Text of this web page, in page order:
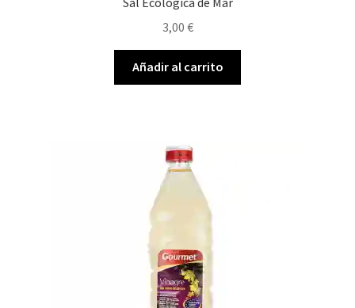
3,00 €
Añadir al carrito